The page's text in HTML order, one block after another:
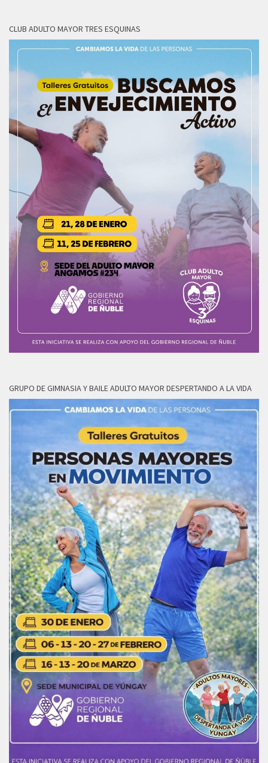
CLUB ADULTO MAYOR TRES ESQUINAS
GRUPO DE GIMNASIA Y BAILE ADULTO MAYOR DESPERTANDO A LA VIDA